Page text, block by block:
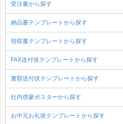
受注書から探す
納品書テンプレートから探す
領収書テンプレートから探す
FAX送付状テンプレートから探す
書類送付状テンプレートから探す
社内啓蒙ポスターから探す
お中元お礼状テンプレートから探す